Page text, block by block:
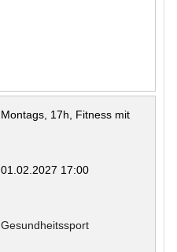
Montags, 17h, Fitness mit
01.02.2027 17:00
Gesundheitssport